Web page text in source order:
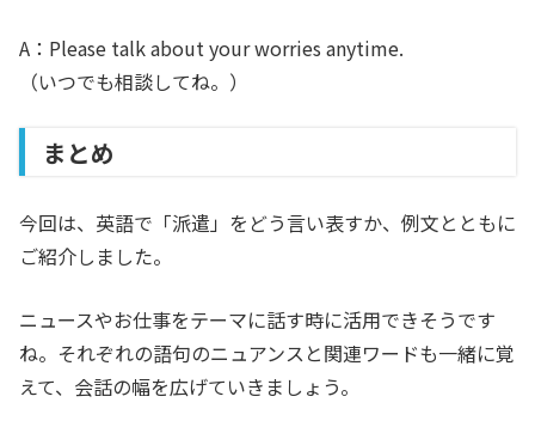
A：Please talk about your worries anytime.
（いつでも相談してね。）
まとめ
今回は、英語で「派遣」をどう言い表すか、例文とともに
ご紹介しました。
ニュースやお仕事をテーマに話す時に活用できそうです
ね。それぞれの語句のニュアンスと関連ワードも一緒に覚
えて、会話の幅を広げていきましょう。